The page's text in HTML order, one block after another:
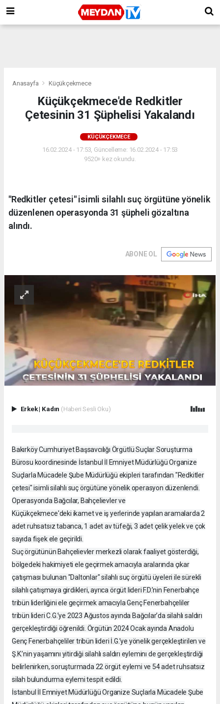
Anasayfa Küçükçekmece
Küçükçekmece'de Redkitler
Çetesinin 31 Şüphelisi Yakalandı
KÜÇÜKÇEKMECE
16.02.2024 - 17:53, Güncelleme: 16.02.2024 - 17:53
9520+ kez okundu.
"Redkitler çetesi" isimli silahlı suç örgütüne yönelik
düzenlenen operasyonda 31 şüpheli gözaltına
alındı.
ABONE OL
Erkek| Kadın (Haberi Sesli Oku)
Bakırköy Cumhuriyet Başsavcılığı Örgütlü Suçlar Soruşturma
Bürosu koordinesinde İstanbul İl Emniyet Müdürlüğü Organize
Suçlarla Mücadele Şube Müdürlüğü ekipleri tarafından "Redkitler
çetesi" isimli silahlı suç örgütüne yönelik operasyon düzenlendi.
Operasyonda Bağcılar, Bahçelievler ve
Küçükçekmece'deki ikamet ve iş yerlerinde yapılan aramalarda 2
adet ruhsatsız tabanca, 1 adet av tüfeği, 3 adet çelik yelek ve çok
sayıda fişek ele geçirildi.
Suç örgütünün Bahçelievler merkezli olarak faaliyet gösterdiği,
bölgedeki hakimiyeti ele geçirmek amacıyla aralarında çıkar
çatışması bulunan "Daltonlar" silahlı suç örgütü üyeleri ile sürekli
silahlı çatışmaya girdikleri, ayrıca örgüt lideri F.D.’nin Fenerbahçe
tribün liderliğini ele geçirmek amacıyla Genç Fenerbahçeliler
tribün lideri C.G.’ye 2023 Ağustos ayında Bağcılar’da silahlı saldırı
gerçekleştirdiği öğrenildi. Örgütün 2024 Ocak ayında Anadolu
Genç Fenerbahçeliler tribün lideri İ.G.’ye yönelik gerçekleştirilen ve
Ş.K.’nin yaşamını yitirdiği silahlı saldırı eyleminı de gerçekleştirdiği
belirlenirken, soruşturmada 22 örgüt eylemi ve 54 adet ruhsatsız
silah bulundurma eylemi tespit edildi.
İstanbul İl Emniyet Müdürlüğü Organize Suçlarla Mücadele Şube